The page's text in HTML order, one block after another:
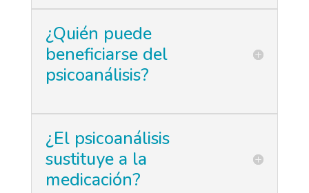
¿Quién puede
beneficiarse del
psicoanálisis?
¿El psicoanálisis
sustituye a la
medicación?